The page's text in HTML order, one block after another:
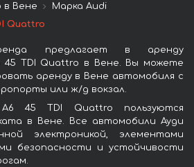
в Вене
Марка Audi
Quattro
предлагает в аренду
45 TDI Quattro в Вене. Вы можете
аренду в Вене автомобиля с
или ж/д вокзал.
45 TDI Quattro пользуются
в Вене. Все автомобили Ауди
электроникой, элементами
безопасности и устойчивости